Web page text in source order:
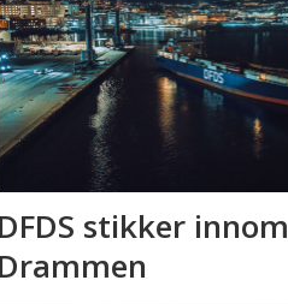
DFDS stikker innom
Drammen